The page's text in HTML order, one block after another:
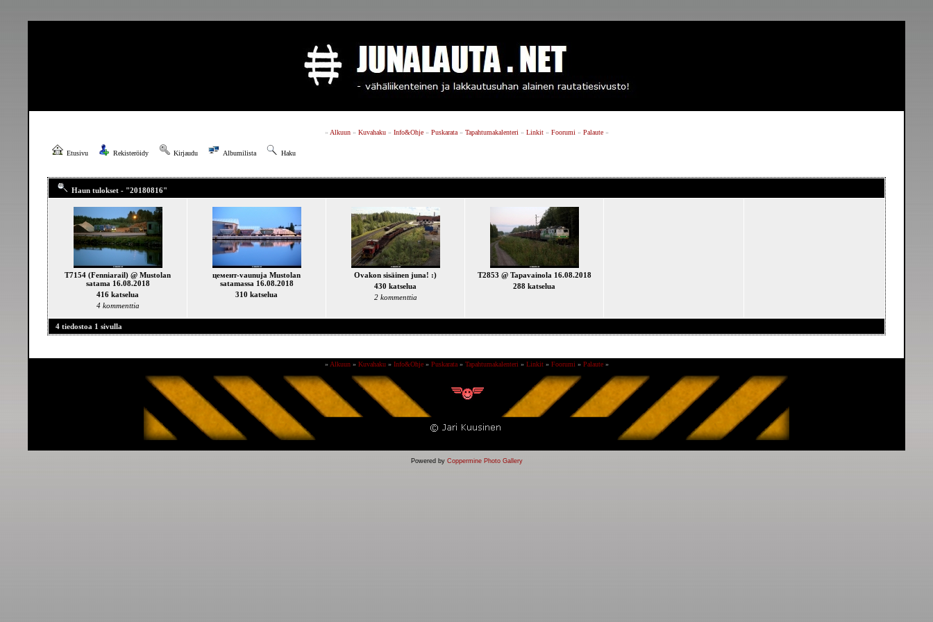
» Alkuun» Kuvahaku» Info&Ohje» Puskarata» Tapahtumakalenteri » Linkit» Foorumi » Palaute»
Etusivu Rekisteröidy Kirjaudu Albumilista Haku
Haun tulokset - "20180816"
T7154 (Fenniarail) @ Mustolan
satama 16.08.2018
416 katselua
4 kommenttia
цемент-vaunuja Mustolan
satamassa 16.08.2018
310 katselua
Ovakon sisäinen juna! :)
430 katselua
2 kommenttia
T2853 @ Tapavainola 16.08.2018
288 katselua
4 tiedostoa 1 sivulla
» Alkuun» Kuvahaku» Info&Ohje» Puskarata» Tapahtumakalenteri » Linkit» Foorumi » Palaute»
Powered by Coppermine Photo Gallery